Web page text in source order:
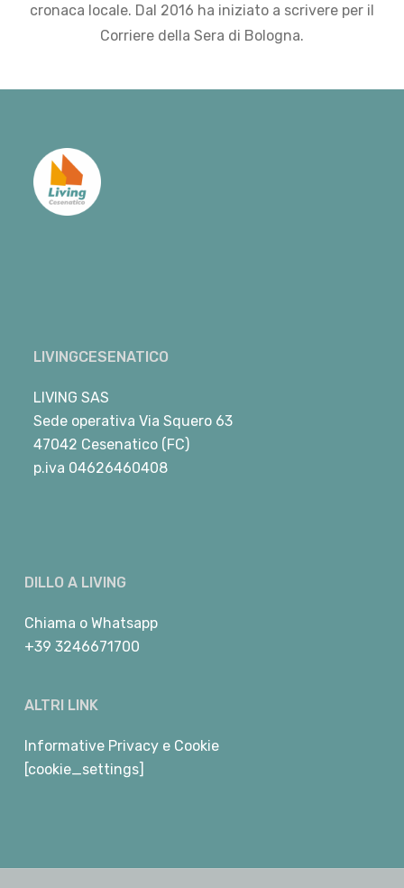
cronaca locale. Dal 2016 ha iniziato a scrivere per il
Corriere della Sera di Bologna.
LIVINGCESENATICO
LIVING SAS
Sede operativa Via Squero 63
47042 Cesenatico (FC)
p.iva 04626460408
DILLO A LIVING
Chiama o Whatsapp
+39 3246671700
ALTRI LINK
Informative Privacy e Cookie
[cookie_settings]